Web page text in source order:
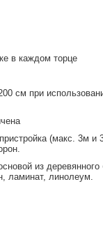
в каждом торце
см при
(макс. 3м и
из деревянного
ламинат, линолеум.